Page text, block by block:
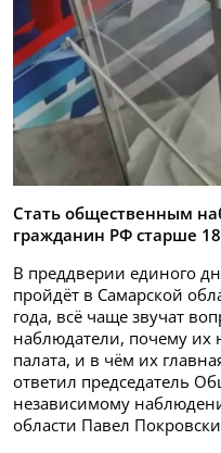
Стать общественным
гражданин РФ старше
В преддверии единого
пройдёт в Самарской
года, всё чаще звучат
наблюдатели, почему их
палата, и в чём их
ответил председатель
независимому
области Павел